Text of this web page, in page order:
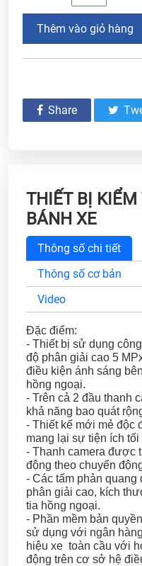
Thêm vào giỏ hàng
Share
THIẾT BỊ KIỂM
BÁNH XE
Thông số chi tiết
Thông số cơ bản
Video
Đặc điểm:
- Thiết bị sử dụng
độ phân giải cao 5
điều kiện ánh sáng
hồng ngoại.
- Trên cả 2 đầu thanh
khả năng bao quát
- Thiết kế mới mẻ độc
mang lại sự tiện ích
- Thanh camera được
động theo chuyển
- Các tấm phản
phân giải cao, kích
tia hồng ngoại.
- Phần mềm bản
sử dụng với ngân
hiệu xe toàn cầu với
động trên cơ sở hệ